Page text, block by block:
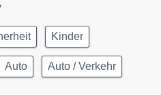
Kinder
Auto Auto / Verkehr